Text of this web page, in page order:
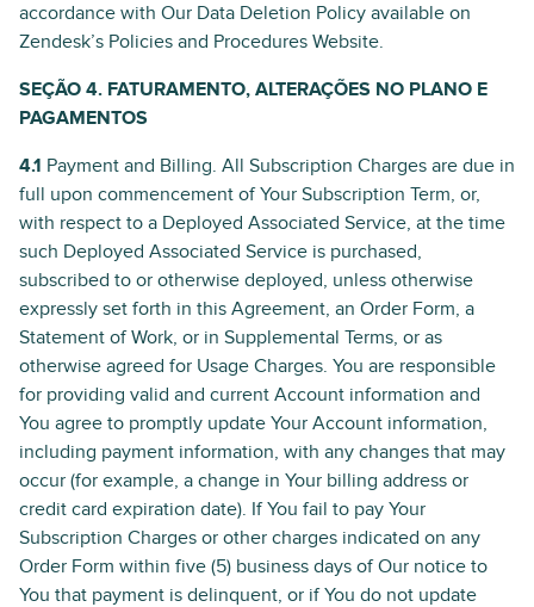
accordance with Our Data Deletion Policy available on
Zendesk’s Policies and Procedures Website.
SEÇÃO 4. FATURAMENTO, ALTERAÇÕES NO PLANO E
PAGAMENTOS
4.1 Payment and Billing. All Subscription Charges are due in
full upon commencement of Your Subscription Term, or,
with respect to a Deployed Associated Service, at the time
such Deployed Associated Service is purchased,
subscribed to or otherwise deployed, unless otherwise
expressly set forth in this Agreement, an Order Form, a
Statement of Work, or in Supplemental Terms, or as
otherwise agreed for Usage Charges. You are responsible
for providing valid and current Account information and
You agree to promptly update Your Account information,
including payment information, with any changes that may
occur (for example, a change in Your billing address or
credit card expiration date). If You fail to pay Your
Subscription Charges or other charges indicated on any
Order Form within five (5) business days of Our notice to
You that payment is delinquent, or if You do not update